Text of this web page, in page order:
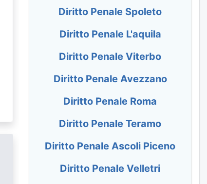
Diritto Penale Spoleto
Diritto Penale L'aquila
Diritto Penale Viterbo
Diritto Penale Avezzano
Diritto Penale Roma
Diritto Penale Teramo
Diritto Penale Ascoli Piceno
Diritto Penale Velletri